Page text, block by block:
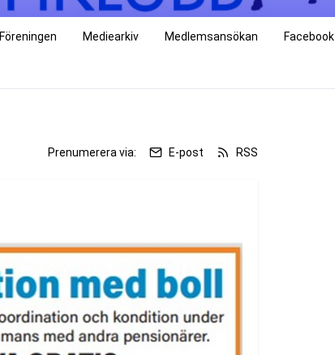
Föreningen Mediearkiv Medlemsansökan Facebook
Prenumerera via: E-post RSS